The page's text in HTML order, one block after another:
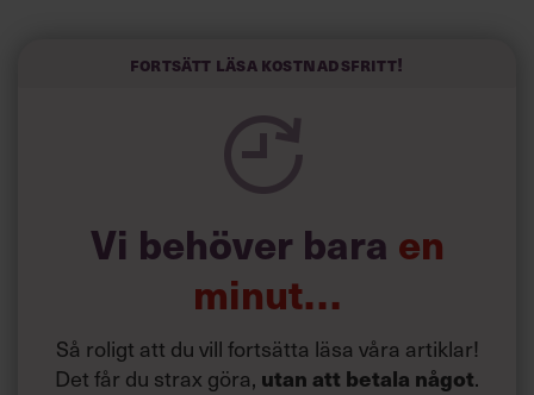
kompetenta och stå med båda fötterna på jorden. Hellre
spelevink i högklackat, är hur jag brukar sammanfatta de
önskningar som svenskarna för fram i undersökningar.”
Siri Wikander: ”Led som i
början av pandemin”
Fortsätt läsa kostnadsfritt!
Vi behöver bara en
minut…
Så roligt att du vill fortsätta läsa våra artiklar!
Det får du strax göra, utan att betala något.